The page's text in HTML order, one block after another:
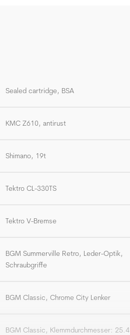
Sealed cartridge, BSA
KMC Z610, antirust
Shimano, 19t
Tektro CL-330TS
Tektro V-Bremse
BGM Summerville Retro, Leder-Optik,
Schraubgriffe
BGM Classic, Chrome City Lenker
BGM Classic, Klemmdurchmesser: 25.4